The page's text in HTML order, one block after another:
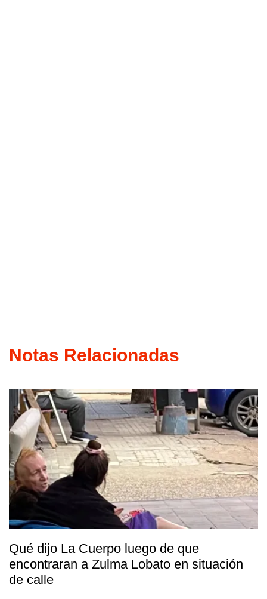
Notas Relacionadas
Qué dijo La Cuerpo luego de que
encontraran a Zulma Lobato en situación
de calle